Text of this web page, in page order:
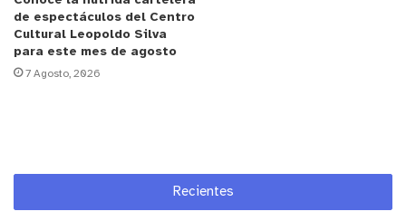
de espectáculos del Centro
Cultural Leopoldo Silva
para este mes de agosto
7 Agosto, 2026
Recientes